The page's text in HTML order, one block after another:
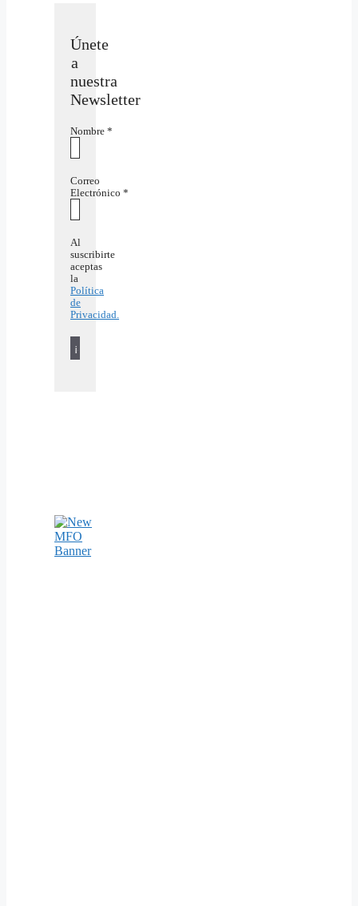
Únete
a
nuestra
Newsletter
Nombre *
Correo
Electrónico *
Al
suscribirte
aceptas
la
Política
de
Privacidad.